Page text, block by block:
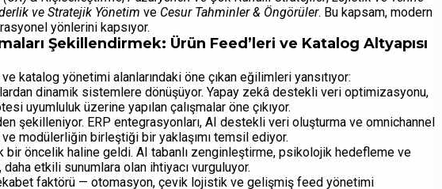
ve Stratejik Yönetim ve Cesur Tahminler & Öngörüler. Bu kapsam, modern
yönlerini kapsıyor.
Şekillendirmek: Ürün Feed’leri ve Katalog Altyapısı
katalog yönetimi alanlarındaki öne çıkan eğilimleri yansıtıyor:
dinamik sistemlere dönüşüyor. Yapay zekâ destekli veri optimizasyonu,
uyumluluk üzerine yapılan çalışmalar öne çıkıyor.
şekilleniyor. ERP entegrasyonları, AI destekli veri oluşturma ve omnichannel
modülerliğin birleştiği bir yaklaşımı temsil ediyor.
bir öncelik haline geldi. AI tabanlı zenginleştirme, psikolojik hedefleme ve
etkili sunumlara olan ihtiyacı vurguluyor.
faktörü — otomasyon, çevik lojistik ve gelişmiş feed yönetimi